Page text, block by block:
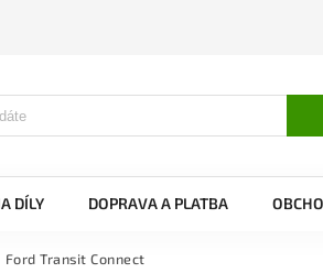
DÍLY DOPRAVA A PLATBA
Ford Transit Connect